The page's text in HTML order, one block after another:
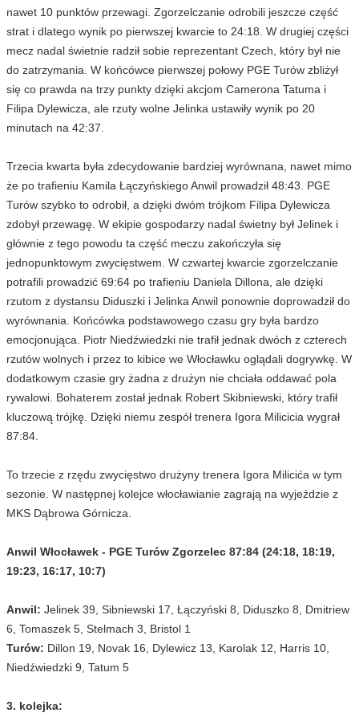
nawet 10 punktów przewagi. Zgorzelczanie odrobili jeszcze część
strat i dlatego wynik po pierwszej kwarcie to 24:18. W drugiej części
mecz nadal świetnie radził sobie reprezentant Czech, który był nie
do zatrzymania. W końcówce pierwszej połowy PGE Turów zbliżył
się co prawda na trzy punkty dzięki akcjom Camerona Tatuma i
Filipa Dylewicza, ale rzuty wolne Jelinka ustawiły wynik po 20
minutach na 42:37.
Trzecia kwarta była zdecydowanie bardziej wyrównana, nawet mimo
że po trafieniu Kamila Łączyńskiego Anwil prowadził 48:43. PGE
Turów szybko to odrobił, a dzięki dwóm trójkom Filipa Dylewicza
zdobył przewagę. W ekipie gospodarzy nadal świetny był Jelinek i
głównie z tego powodu ta część meczu zakończyła się
jednopunktowym zwycięstwem. W czwartej kwarcie zgorzelczanie
potrafili prowadzić 69:64 po trafieniu Daniela Dillona, ale dzięki
rzutom z dystansu Diduszki i Jelinka Anwil ponownie doprowadził do
wyrównania. Końcówka podstawowego czasu gry była bardzo
emocjonująca. Piotr Niedźwiedzki nie trafił jednak dwóch z czterech
rzutów wolnych i przez to kibice we Włocławku oglądali dogrywkę. W
dodatkowym czasie gry żadna z drużyn nie chciała oddawać pola
rywalowi. Bohaterem został jednak Robert Skibniewski, który trafił
kluczową trójkę. Dzięki niemu zespół trenera Igora Milicicia wygrał
87:84.
To trzecie z rzędu zwycięstwo drużyny trenera Igora Milicića w tym
sezonie. W następnej kolejce włocławianie zagrają na wyjeździe z
MKS Dąbrowa Górnicza.
Anwil Włocławek - PGE Turów Zgorzelec 87:84 (24:18, 18:19,
19:23, 16:17, 10:7)
Anwil: Jelinek 39, Sibniewski 17, Łączyński 8, Diduszko 8, Dmitriew
6, Tomaszek 5, Stelmach 3, Bristol 1
Turów: Dillon 19, Novak 16, Dylewicz 13, Karolak 12, Harris 10,
Niedźwiedzki 9, Tatum 5
3. kolejka: